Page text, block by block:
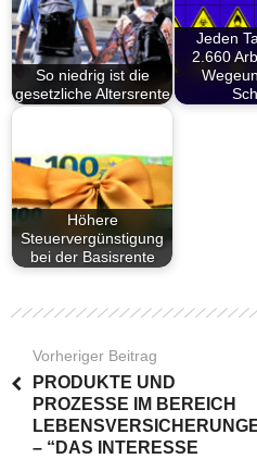
So niedrig ist die
gesetzliche Altersrente
Jeden
2.660
Höhere
Steuervergünstigung
bei der Basisrente
Vorheriger Beitrag
PRODUKTE UND
PROZESSE IM BEREICH
– “DAS INTERESSE